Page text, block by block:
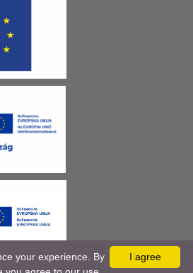
I agree
your experience. By